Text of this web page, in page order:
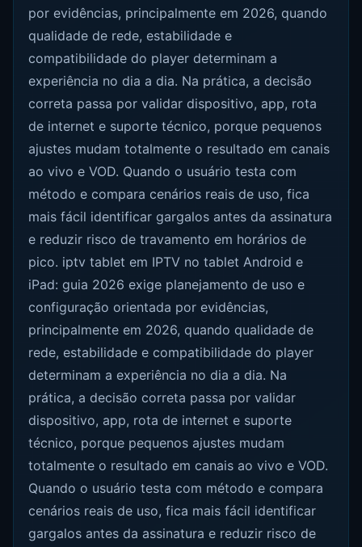
por evidências, principalmente em 2026, quando
qualidade de rede, estabilidade e
compatibilidade do player determinam a
experiência no dia a dia. Na prática, a decisão
correta passa por validar dispositivo, app, rota
de internet e suporte técnico, porque pequenos
ajustes mudam totalmente o resultado em canais
ao vivo e VOD. Quando o usuário testa com
método e compara cenários reais de uso, fica
mais fácil identificar gargalos antes da assinatura
e reduzir risco de travamento em horários de
pico. iptv tablet em IPTV no tablet Android e
iPad: guia 2026 exige planejamento de uso e
configuração orientada por evidências,
principalmente em 2026, quando qualidade de
rede, estabilidade e compatibilidade do player
determinam a experiência no dia a dia. Na
prática, a decisão correta passa por validar
dispositivo, app, rota de internet e suporte
técnico, porque pequenos ajustes mudam
totalmente o resultado em canais ao vivo e VOD.
Quando o usuário testa com método e compara
cenários reais de uso, fica mais fácil identificar
gargalos antes da assinatura e reduzir risco de